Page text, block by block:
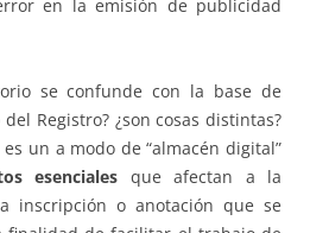
en la emisión de publicidad
se confunde con la base de
Registro? ¿son cosas distintas?
un a modo de “almacén digital”
esenciales que afectan a la
inscripción o anotación que se